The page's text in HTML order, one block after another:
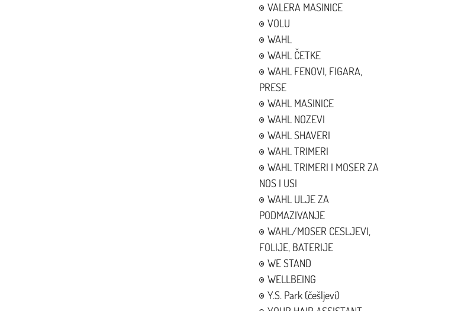
VALERA MASINICE
VOLU
WAHL
WAHL ČETKE
WAHL FENOVI, FIGARA,
PRESE
WAHL MASINICE
WAHL NOZEVI
WAHL SHAVERI
WAHL TRIMERI
WAHL TRIMERI I MOSER ZA
NOS I USI
WAHL ULJE ZA
PODMAZIVANJE
WAHL/MOSER CESLJEVI,
FOLIJE, BATERIJE
WE STAND
WELLBEING
Y.S. Park (češljevi)